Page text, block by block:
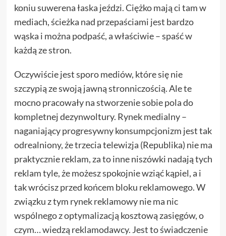
koniu suwerena łaska jeździ. Ciężko mają ci tam w
mediach, ścieżka nad przepaściami jest bardzo
wąska i można podpaść, a właściwie – spaść w
każdą ze stron.
Oczywiście jest sporo mediów, które się nie
szczypią ze swoją jawną stronniczością. Ale te
mocno pracowały na stworzenie sobie pola do
kompletnej dezynwoltury. Rynek medialny –
naganiający progresywny konsumpcjonizm jest tak
odrealniony, że trzecia telewizja (Republika) nie ma
praktycznie reklam, za to inne niszówki nadają tych
reklam tyle, że możesz spokojnie wziąć kąpiel, a i
tak wrócisz przed końcem bloku reklamowego. W
związku z tym rynek reklamowy nie ma nic
wspólnego z optymalizacją kosztową zasięgów, o
czym… wiedzą reklamodawcy. Jest to świadczenie